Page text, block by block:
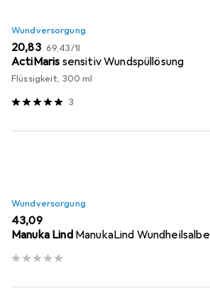
Wundversorgung
EUR
20,83 EUR
69,43/1l
ActiMaris sensitiv Wundspüllösung
Flüssigkeit, 300 ml
3
Wundversorgung
EUR
43,09
Manuka Lind ManukaLind